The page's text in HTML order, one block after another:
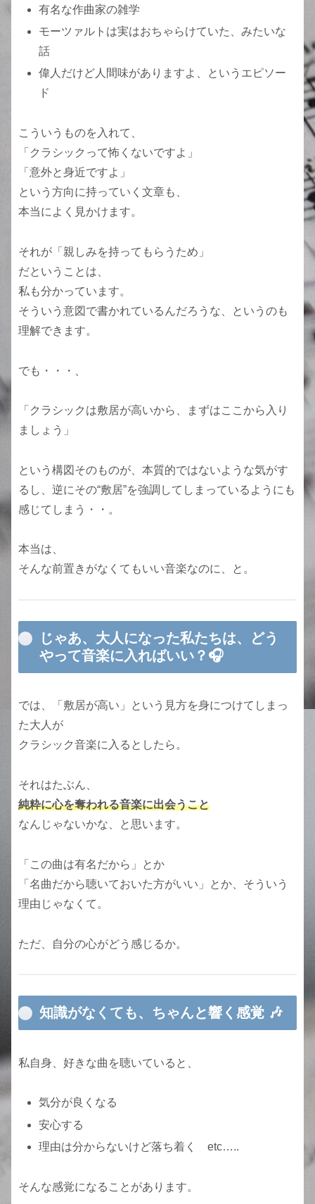
有名な作曲家の雑学
モーツァルトは実はおちゃらけていた、みたいな
話
偉人だけど人間味がありますよ、というエピソー
ド
こういうものを入れて、
「クラシックって怖くないですよ」
「意外と身近ですよ」
という方向に持っていく文章も、
本当によく見かけます。
それが「親しみを持ってもらうため」
だということは、
私も分かっています。
そういう意図で書かれているんだろうな、というのも
理解できます。
でも・・・、
「クラシックは敷居が高いから、まずはここから入り
ましょう」
という構図そのものが、本質的ではないような気がす
るし、逆にその“敷居”を強調してしまっているようにも
感じてしまう・・。
本当は、
そんな前置きがなくてもいい音楽なのに、と。
じゃあ、大人になった私たちは、どう
やって音楽に入ればいい？🎧
では、「敷居が高い」という見方を身につけてしまっ
た大人が
クラシック音楽に入るとしたら。
それはたぶん、
純粋に心を奪われる音楽に出会うこと
なんじゃないかな、と思います。
「この曲は有名だから」とか
「名曲だから聴いておいた方がいい」とか、そういう
理由じゃなくて。
ただ、自分の心がどう感じるか。
知識がなくても、ちゃんと響く感覚 🎶
私自身、好きな曲を聴いていると、
気分が良くなる
安心する
理由は分からないけど落ち着く etc…..
そんな感覚になることがあります。